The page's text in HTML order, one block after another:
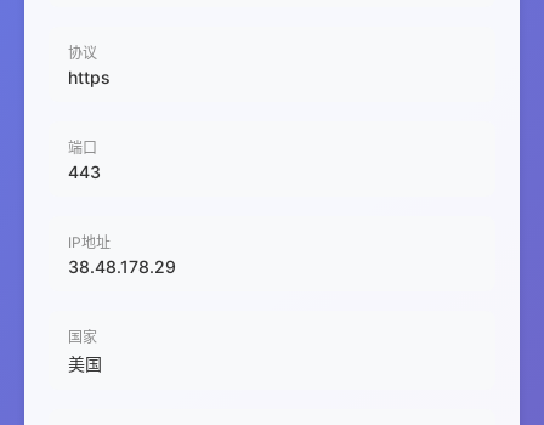
协议
https
端口
443
IP地址
38.48.178.29
国家
美国